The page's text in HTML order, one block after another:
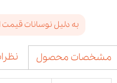
به دلیل نوسانات قیمت
مشخصات محصول